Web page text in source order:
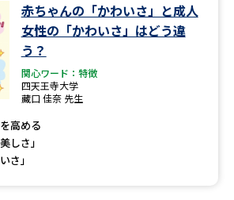
奨学金・特待生制度特集
進路の３択
ージ
新学年スタート号特集ページ
赤ちゃんの「かわいさ」と成人
女性の「かわいさ」はどう違
う？
関心ワード：特徴
四天王寺大学
藏口 佳奈 先生
高める
しさ」
さ」